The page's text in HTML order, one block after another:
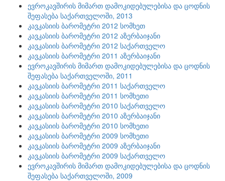
ევროკავშირის მიმართ დამოკიდებულებისა და ცოდნის
შეფასება საქართველოში, 2013
კავკასიის ბარომეტრი 2012 სომხეთ
კავკასიის ბარომეტრი 2012 აზერბაიჯანი
კავკასიის ბარომეტრი 2012 საქართველო
კავკასიის ბარომეტრი 2011 აზერბაიჯანი
ევროკავშირის მიმართ დამოკიდებულებისა და ცოდნის
შეფასება საქართველოში, 2011
კავკასიის ბარომეტრი 2011 საქართველო
კავკასიის ბარომეტრი 2011 სომხეთი
კავკასიის ბარომეტრი 2010 საქართველო
კავკასიის ბარომეტრი 2010 აზერბაიჯანი
კავკასიის ბარომეტრი 2010 სომხეთი
კავკასიის ბარომეტრი 2009 სომხეთი
კავკასიის ბარომეტრი 2009 აზერბაიჯანი
კავკასიის ბარომეტრი 2009 საქართველო
ევროკავშირის მიმართ დამოკიდებულებისა და ცოდნის
შეფასება საქართველოში, 2009